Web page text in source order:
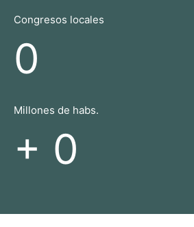
Congresos locales
0
Millones de habs.
+ 0